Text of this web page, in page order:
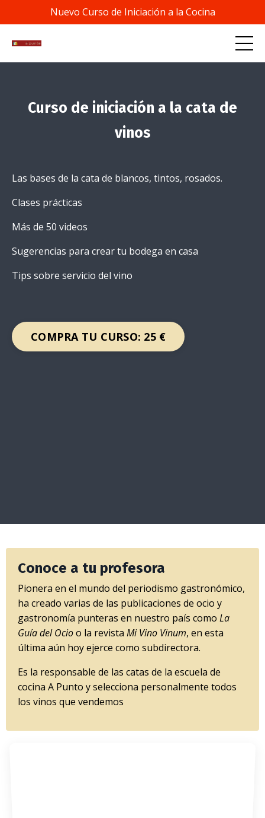
Nuevo Curso de Iniciación a la Cocina
Curso de iniciación a la cata de
vinos
Las bases de la cata de blancos, tintos, rosados.
Clases prácticas
Más de 50 videos
Sugerencias para crear tu bodega en casa
Tips sobre servicio del vino
COMPRA TU CURSO: 25 €
Conoce a tu profesora
Pionera en el mundo del periodismo gastronómico,
ha creado varias de las publicaciones de ocio y
gastronomía punteras en nuestro país como La
Guía del Ocioo la revista Mi Vino Vinum, en esta
última aún hoy ejerce como subdirectora.
Es la responsable de las catas de la escuela de
cocina A Punto y selecciona personalmente todos
los vinos que vendemos